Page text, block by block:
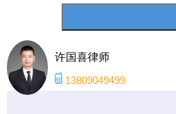
许国喜律师
13809049499